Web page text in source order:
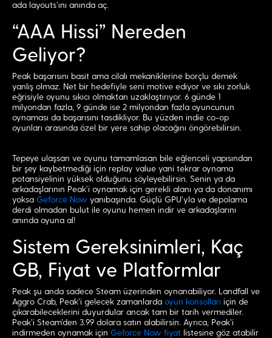
ada layouts’ını anında aç.
“AAA Hissi” Nereden
Geliyor?
Peak başarısını basit ama cilalı mekaniklerine borçlu demek
yanlış olmaz. Net bir hedefiyle seni motive ediyor ve sıkı zorluk
eğrisiyle oyunu sıkıcı olmaktan uzaklaştırıyor. 6 günde 1
milyondan fazla, 9 günde ise 2 milyondan fazla oyuncunun
oynaması da başarısını tasdikliyor. Bu yüzden indie co-op
oyunları arasında özel bir yere sahip olacağını öngörebilirsin.
Tepeye ulaşsan ve oyunu tamamlasan bile eğlenceli yapısından
bir şey kaybetmediği için replay value yani tekrar oynama
potansiyelinin yüksek olduğunu söyleyebilirsin. Senin ya da
arkadaşlarının Peak’i oynamak için gerekli alanı ya da donanımı
yoksa Geforce Now yanıbaşında. Güçlü GPU’yla ve depolama
derdi olmadan bulut ile oyunu hemen indir ve arkadaşlarını
anında oyuna al!
Sistem Gereksinimleri, Kaç
GB, Fiyat ve Platformlar
Peak şu anda sadece Steam üzerinden oynanabiliyor. Landfall ve
Aggro Crab, Peak’i gelecek zamanlarda oyun konsolları için de
çıkarabileceklerini duyurdular ancak tam bir tarih vermediler.
Peak’i Steam’den 3.99 dolara satın alabilirsin. Ayrıca, Peak’i
indirmeden oynamak için Geforce Now fiyat listesine göz atabilir